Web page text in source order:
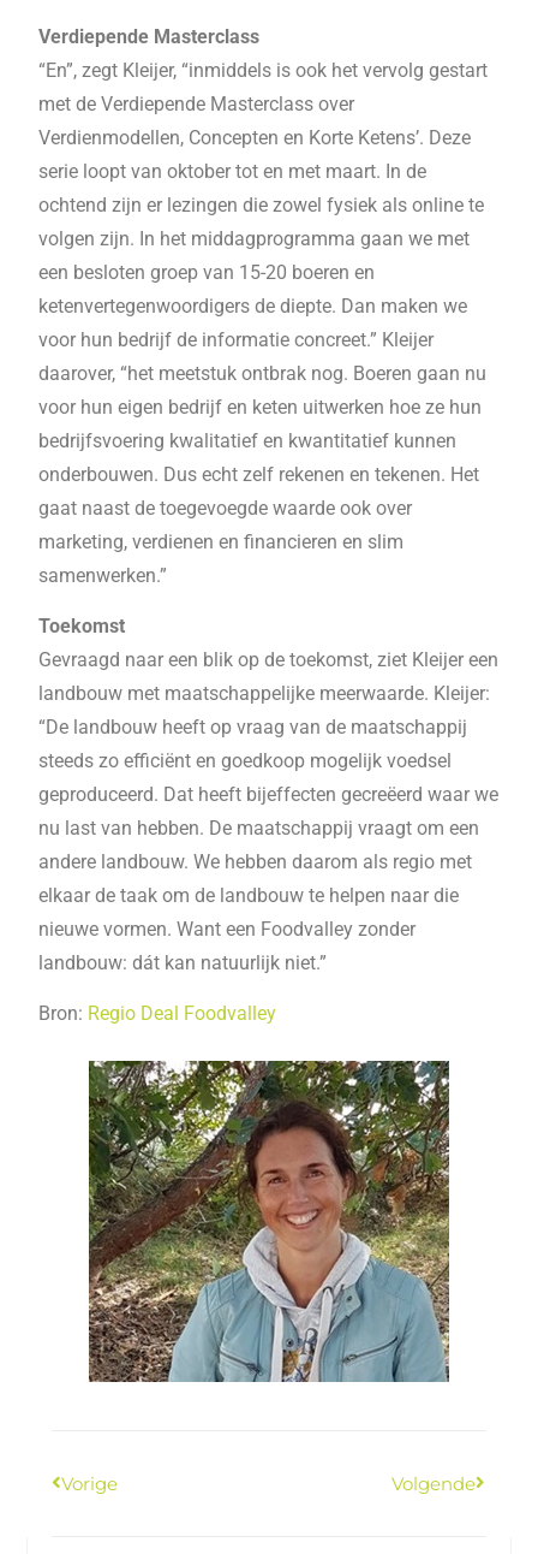
Verdiepende Masterclass
“En”, zegt Kleijer, “inmiddels is ook het vervolg gestart
met de Verdiepende Masterclass over
Verdienmodellen, Concepten en Korte Ketens’. Deze
serie loopt van oktober tot en met maart. In de
ochtend zijn er lezingen die zowel fysiek als online te
volgen zijn. In het middagprogramma gaan we met
een besloten groep van 15-20 boeren en
ketenvertegenwoordigers de diepte. Dan maken we
voor hun bedrijf de informatie concreet.” Kleijer
daarover, “het meetstuk ontbrak nog. Boeren gaan nu
voor hun eigen bedrijf en keten uitwerken hoe ze hun
bedrijfsvoering kwalitatief en kwantitatief kunnen
onderbouwen. Dus echt zelf rekenen en tekenen. Het
gaat naast de toegevoegde waarde ook over
marketing, verdienen en financieren en slim
samenwerken.”
Toekomst
Gevraagd naar een blik op de toekomst, ziet Kleijer een
landbouw met maatschappelijke meerwaarde. Kleijer:
“De landbouw heeft op vraag van de maatschappij
steeds zo efficiënt en goedkoop mogelijk voedsel
geproduceerd. Dat heeft bijeffecten gecreëerd waar we
nu last van hebben. De maatschappij vraagt om een
andere landbouw. We hebben daarom als regio met
elkaar de taak om de landbouw te helpen naar die
nieuwe vormen. Want een Foodvalley zonder
landbouw: dát kan natuurlijk niet.”
Bron: Regio Deal Foodvalley
Vorige Volgende